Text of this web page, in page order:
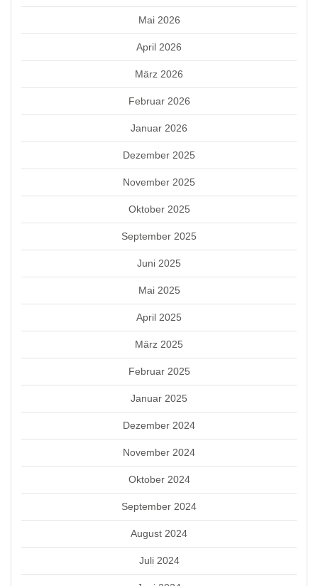
Mai 2026
April 2026
März 2026
Februar 2026
Januar 2026
Dezember 2025
November 2025
Oktober 2025
September 2025
Juni 2025
Mai 2025
April 2025
März 2025
Februar 2025
Januar 2025
Dezember 2024
November 2024
Oktober 2024
September 2024
August 2024
Juli 2024